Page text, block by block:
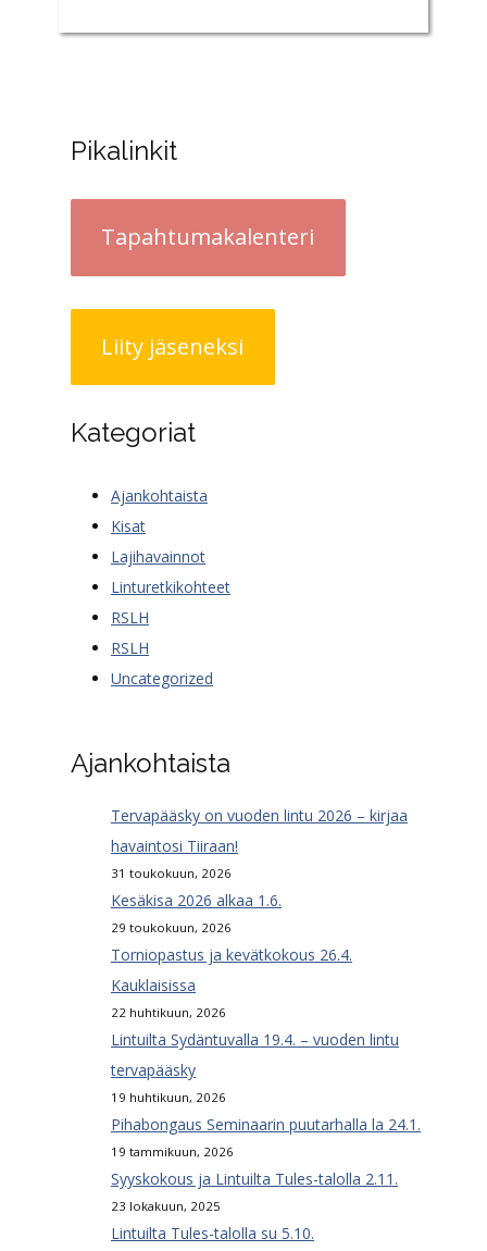
Pikalinkit
Tapahtumakalenteri
Liity jäseneksi
Kategoriat
Ajankohtaista
Kisat
Lajihavainnot
Linturetkikohteet
RSLH
RSLH
Uncategorized
Ajankohtaista
Tervapääsky on vuoden lintu 2026 – kirjaa
havaintosi Tiiraan!
31 toukokuun, 2026
Kesäkisa 2026 alkaa 1.6.
29 toukokuun, 2026
Torniopastus ja kevätkokous 26.4.
Kauklaisissa
22 huhtikuun, 2026
Lintuilta Sydäntuvalla 19.4. – vuoden lintu
tervapääsky
19 huhtikuun, 2026
Pihabongaus Seminaarin puutarhalla la 24.1.
19 tammikuun, 2026
Syyskokous ja Lintuilta Tules-talolla 2.11.
23 lokakuun, 2025
Lintuilta Tules-talolla su 5.10.